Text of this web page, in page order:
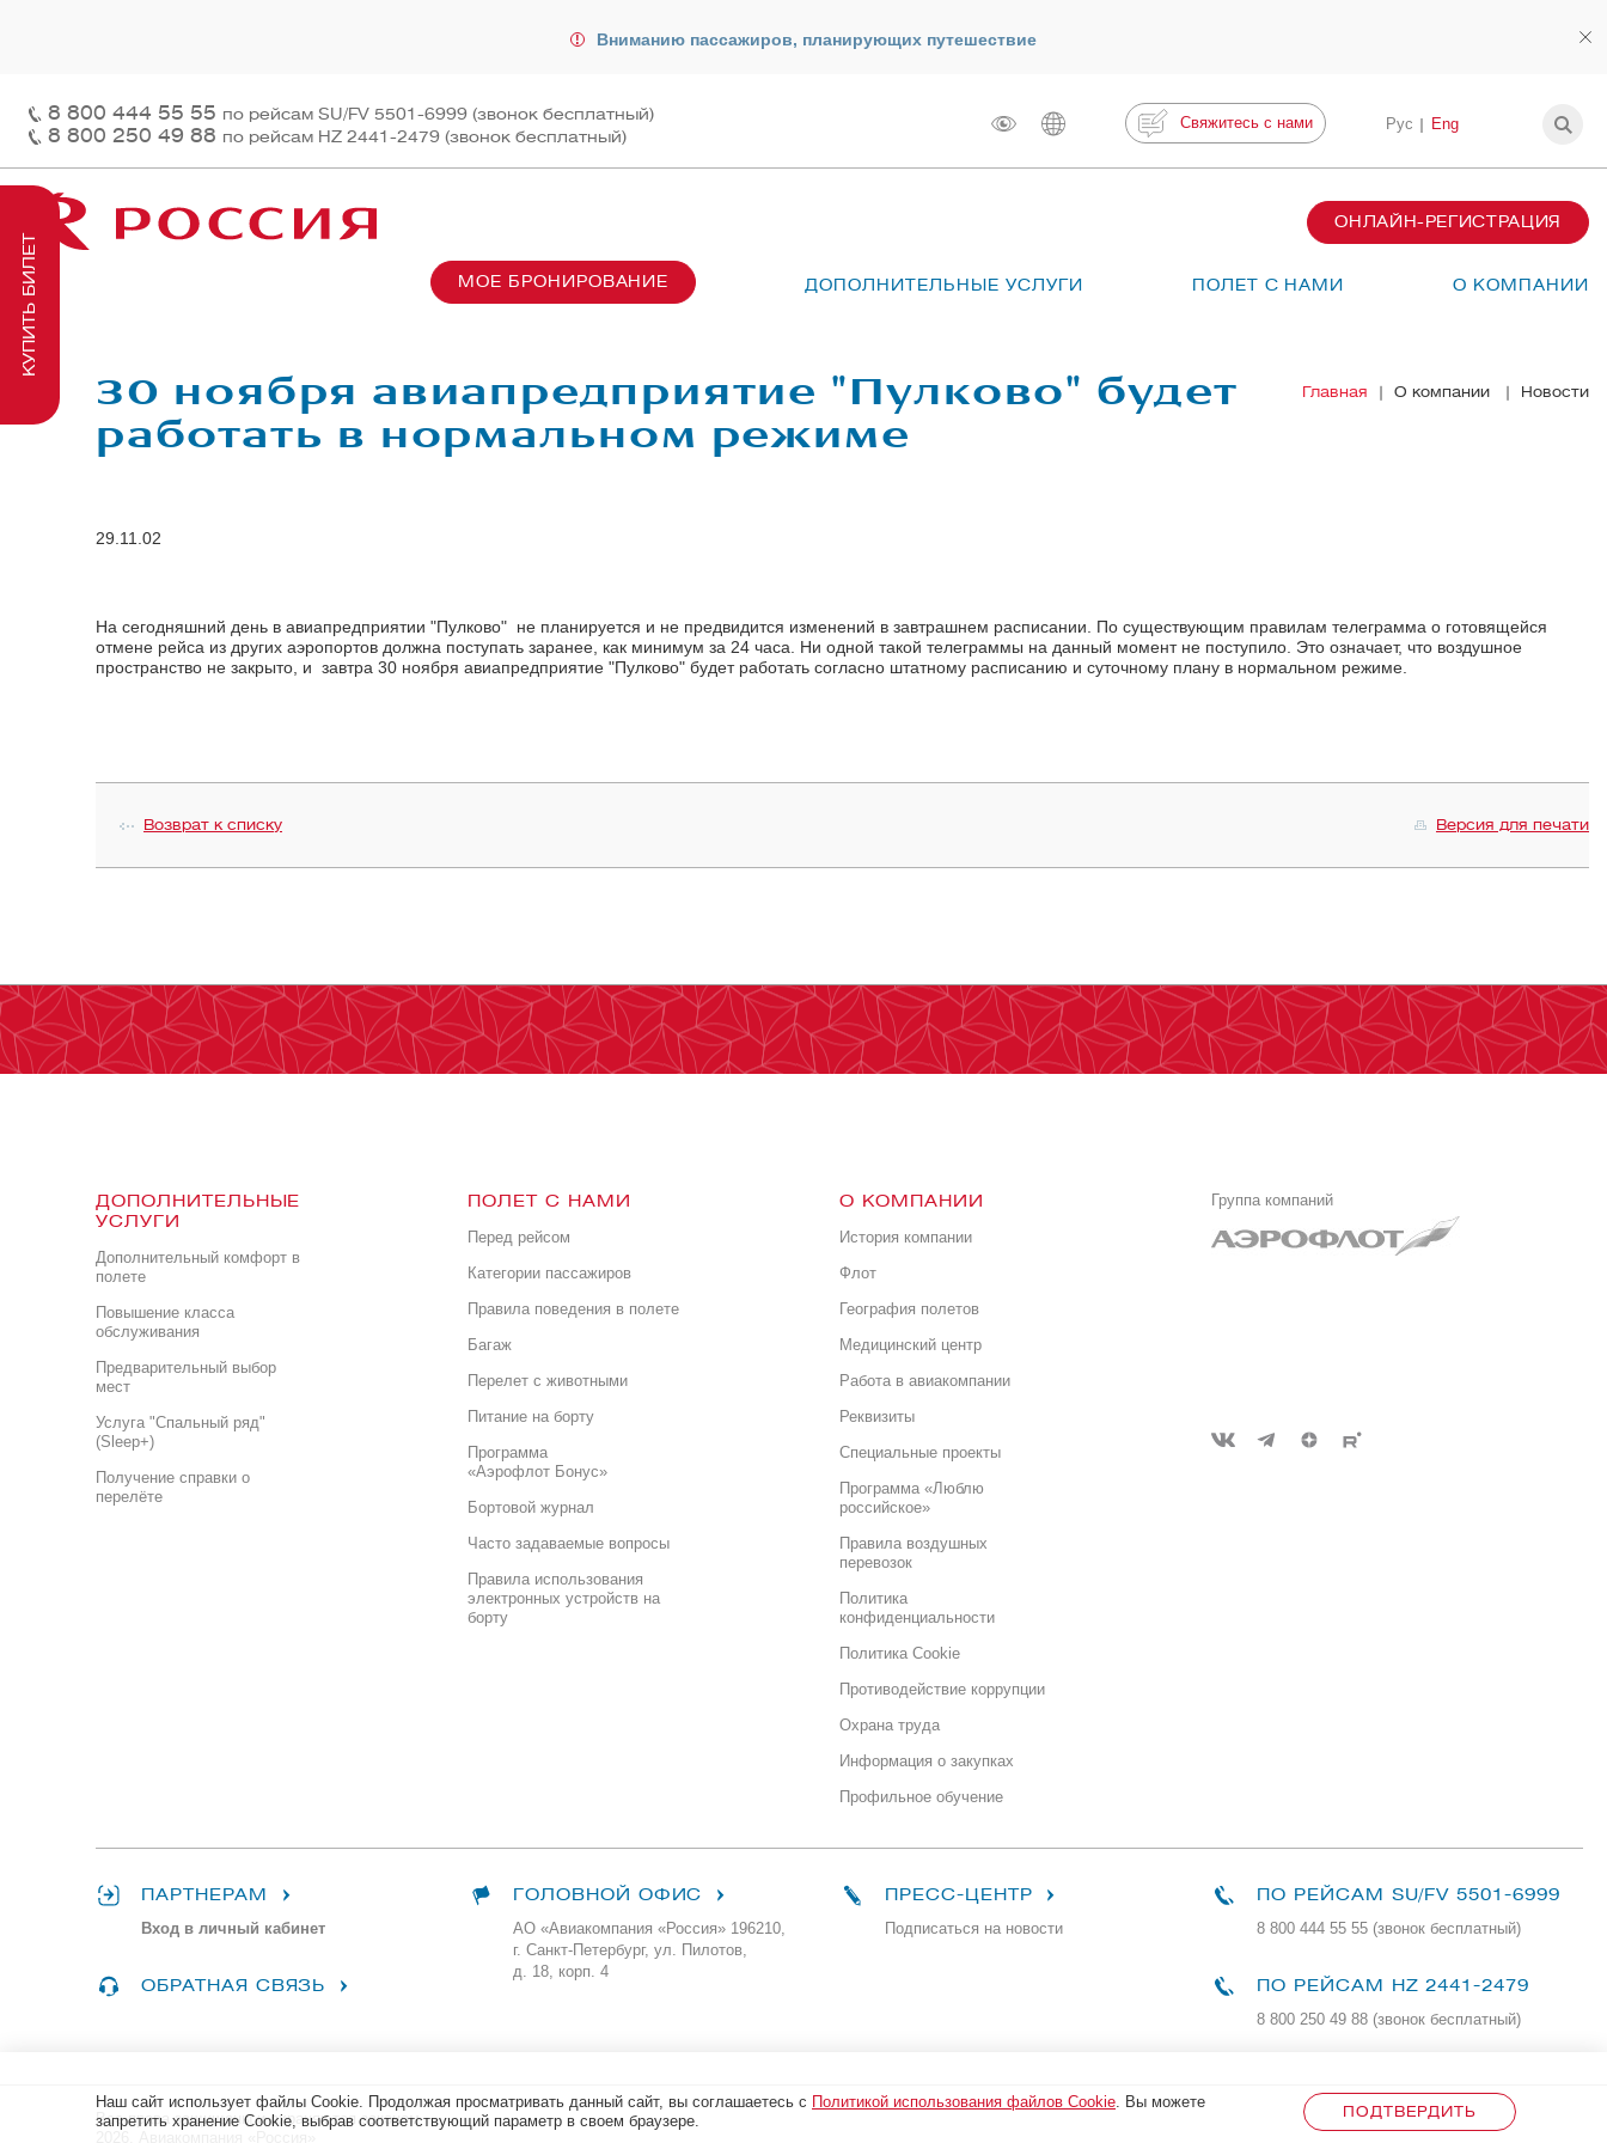
Вниманию пассажиров, планирующих путешествие
8 800 444 55 55 по рейсам SU/FV 5501-6999 (звонок бесплатный)
8 800 250 49 88 по рейсам HZ 2441-2479 (звонок бесплатный)
Свяжитесь с нами Рус Eng
ОНЛАЙН-РЕГИСТРАЦИЯ
МОЕ БРОНИРОВАНИЕ ДОПОЛНИТЕЛЬНЫЕ УСЛУГИ ПОЛЕТ С НАМИ О КОМПАНИИ
Заказ чартера
Пассажирам
На борту
Главная О компании Новости
30 ноября авиапредприятие "Пулково" будет
работать в нормальном режиме
29.11.02
На сегодняшний день в авиапредприятии "Пулково" не планируется и не предвидится изменений в завтрашнем расписании. По существующим правилам телеграмма о готовящейся
отмене рейса из других аэропортов должна поступать заранее, как минимум за 24 часа. Ни одной такой телеграммы на данный момент не поступило. Это означает, что воздушное
пространство не закрыто, и завтра 30 ноября авиапредприятие "Пулково" будет работать согласно штатному расписанию и суточному плану в нормальном режиме.
Возврат к списку Версия для печати
ДОПОЛНИТЕЛЬНЫЕ
УСЛУГИ
Дополнительный комфорт в
полете
Повышение класса
обслуживания
Предварительный выбор
мест
Услуга "Спальный ряд"
(Sleep+)
Получение справки о
перелёте
ПОЛЕТ С НАМИ
Перед рейсом
Категории пассажиров
Правила поведения в полете
Багаж
Перелет с животными
Питание на борту
Программа
«Аэрофлот Бонус»
Бортовой журнал
Часто задаваемые вопросы
Правила использования
электронных устройств на
борту
О КОМПАНИИ
История компании
Флот
География полетов
Медицинский центр
Работа в авиакомпании
Реквизиты
Специальные проекты
Программа «Люблю
российское»
Правила воздушных
перевозок
Политика
конфиденциальности
Политика Cookie
Противодействие коррупции
Охрана труда
Информация о закупках
Профильное обучение
Группа компаний
ПАРТНЕРАМ
Вход в личный кабинет
ОБРАТНАЯ СВЯЗЬ
ГОЛОВНОЙ ОФИС
АО «Авиакомпания «Россия» 196210,
г. Санкт-Петербург, ул. Пилотов,
д. 18, корп. 4
ПРЕСС-ЦЕНТР
Подписаться на новости
ПО РЕЙСАМ SU/FV 5501-6999
8 800 444 55 55 (звонок бесплатный)
ПО РЕЙСАМ HZ 2441-2479
8 800 250 49 88 (звонок бесплатный)
Все права защищены и охраняются законом
КУПИТЬ БИЛЕТ
Наш сайт использует файлы Cookie. Продолжая просматривать данный сайт, вы соглашаетесь с Политикой использования файлов Cookie. Вы можете
запретить хранение Cookie, выбрав соответствующий параметр в своем браузере.
ПОДТВЕРДИТЬ